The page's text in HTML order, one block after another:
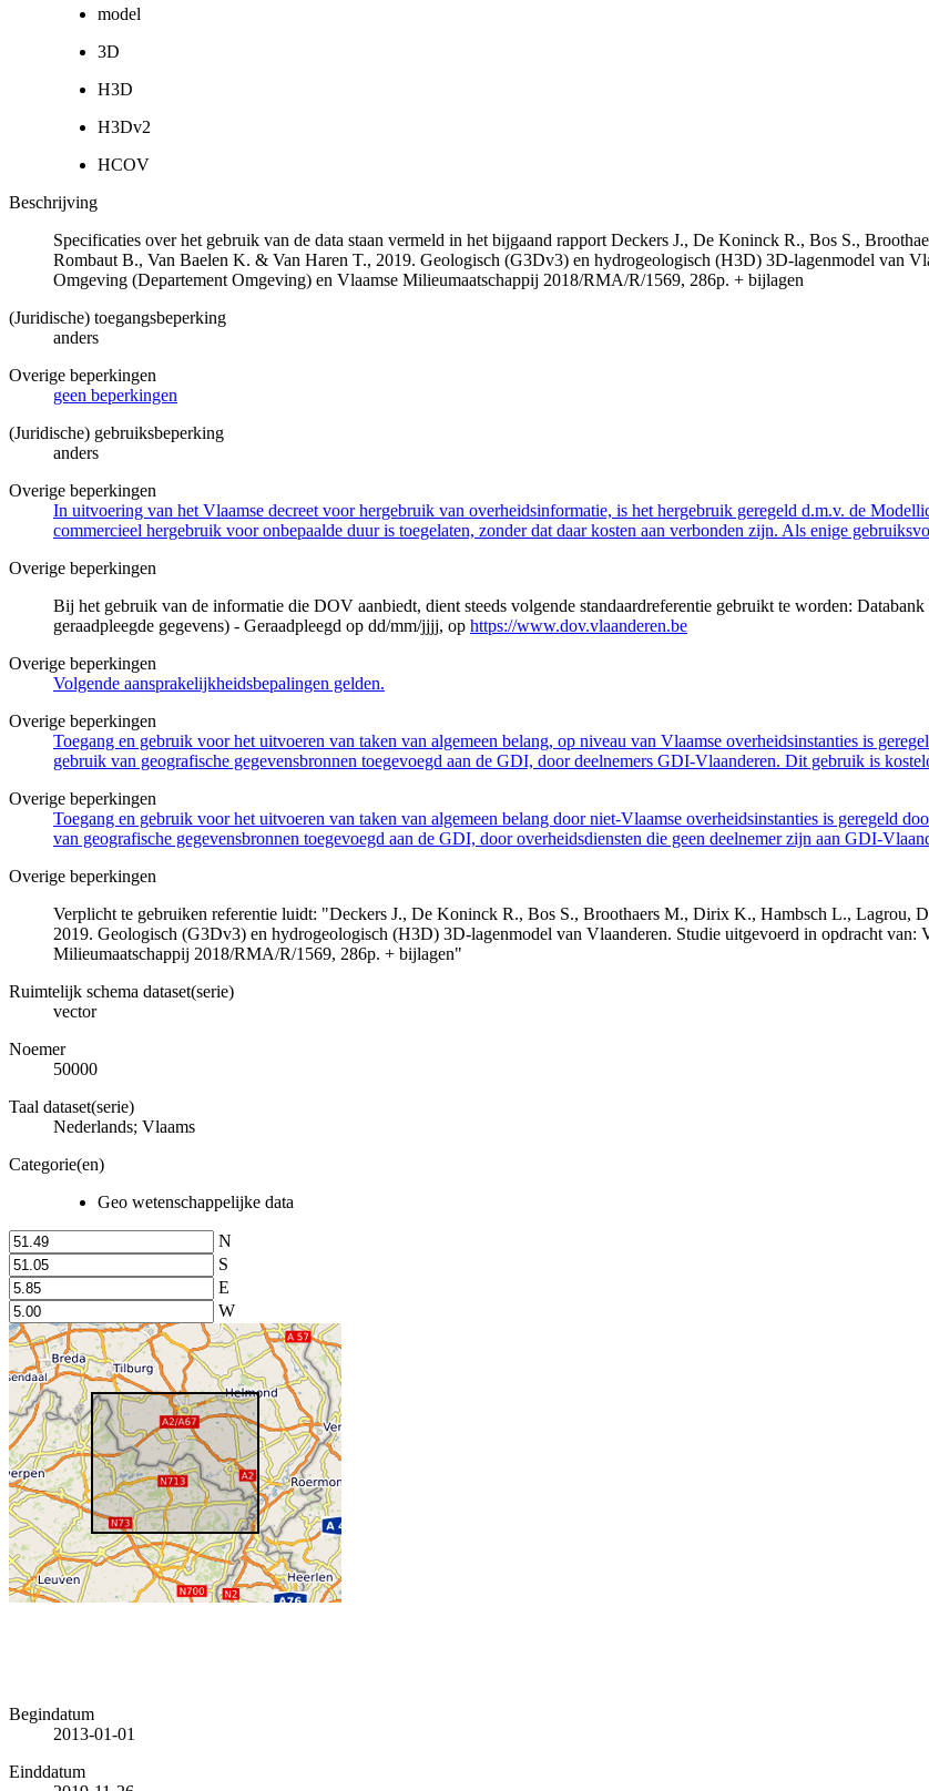
model
3D
H3D
H3Dv2
HCOV
Beschrijving
Specificaties over het gebruik van de data staan vermeld in het bijgaand rapport Deckers J., De Koninck R., Bos S.,
Rombaut B., Van Baelen K. & Van Haren T., 2019. Geologisch (G3Dv3) en hydrogeologisch (H3D) 3D-lagenmodel van
Omgeving (Departement Omgeving) en Vlaamse Milieumaatschappij 2018/RMA/R/1569, 286p. + bijlagen
(Juridische) toegangsbeperking
anders
Overige beperkingen
geen beperkingen
(Juridische) gebruiksbeperking
anders
Overige beperkingen
In uitvoering van het Vlaamse decreet voor hergebruik van overheidsinformatie, is het hergebruik geregeld d.m.v. de
commercieel hergebruik voor onbepaalde duur is toegelaten, zonder dat daar kosten aan verbonden zijn. Als enige
Overige beperkingen
Bij het gebruik van de informatie die DOV aanbiedt, dient steeds volgende standaardreferentie gebruikt te worden:
geraadpleegde gegevens) - Geraadpleegd op dd/mm/jjjj, op https://www.dov.vlaanderen.be
Overige beperkingen
Volgende aansprakelijkheidsbepalingen gelden.
Overige beperkingen
Toegang en gebruik voor het uitvoeren van taken van algemeen belang, op niveau van Vlaamse overheidsinstanties is
gebruik van geografische gegevensbronnen toegevoegd aan de GDI, door deelnemers GDI-Vlaanderen. Dit gebruik is
Overige beperkingen
Toegang en gebruik voor het uitvoeren van taken van algemeen belang door niet-Vlaamse overheidsinstanties is geregeld
van geografische gegevensbronnen toegevoegd aan de GDI, door overheidsdiensten die geen deelnemer zijn aan GDI-
Overige beperkingen
Verplicht te gebruiken referentie luidt: "Deckers J., De Koninck R., Bos S., Broothaers M., Dirix K., Hambsch L., Lagrou,
2019. Geologisch (G3Dv3) en hydrogeologisch (H3D) 3D-lagenmodel van Vlaanderen. Studie uitgevoerd in opdracht
Milieumaatschappij 2018/RMA/R/1569, 286p. + bijlagen"
Ruimtelijk schema dataset(serie)
vector
Noemer
50000
Taal dataset(serie)
Nederlands; Vlaams
Categorie(en)
Geo wetenschappelijke data
N
S
E
W
Begindatum
2013-01-01
Einddatum